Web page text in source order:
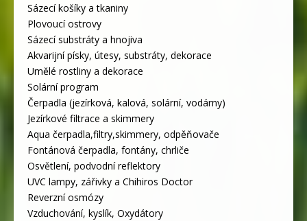
Sázecí košíky a tkaniny
Plovoucí ostrovy
Sázecí substráty a hnojiva
Akvarijní písky, útesy, substráty, dekorace
Umělé rostliny a dekorace
Solární program
Čerpadla (jezírková, kalová, solární, vodárny)
Jezírkové filtrace a skimmery
Aqua čerpadla,filtry,skimmery, odpěňovače
Fontánová čerpadla, fontány, chrliče
Osvětlení, podvodní reflektory
UVC lampy, zářivky a Chihiros Doctor
Reverzní osmózy
Vzduchování, kyslík, Oxydátory